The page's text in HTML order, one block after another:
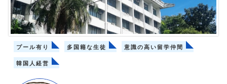
プール有り 多国籍な生徒 意識の高い留学仲間
韓国人経営